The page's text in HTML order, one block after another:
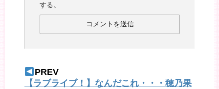
する。
PREV
【ラブライブ！】なんだこれ・・・穂乃果